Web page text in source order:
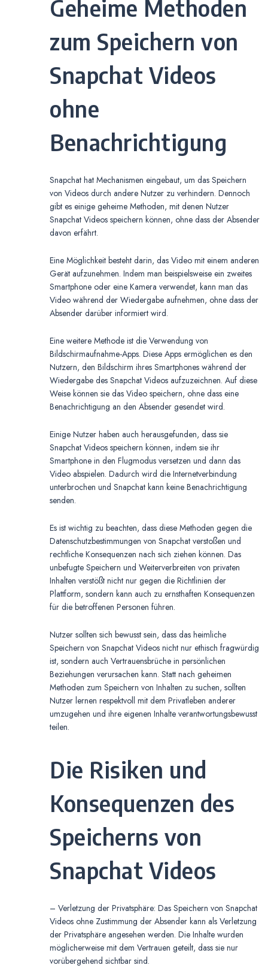
Geheime Methoden
zum Speichern von
Snapchat Videos
ohne
Benachrichtigung
Snapchat hat Mechanismen eingebaut, um das Speichern
von Videos durch andere Nutzer zu verhindern. Dennoch
gibt es einige geheime Methoden, mit denen Nutzer
Snapchat Videos speichern können, ohne dass der Absender
davon erfährt.
Eine Möglichkeit besteht darin, das Video mit einem anderen
Gerät aufzunehmen. Indem man beispielsweise ein zweites
Smartphone oder eine Kamera verwendet, kann man das
Video während der Wiedergabe aufnehmen, ohne dass der
Absender darüber informiert wird.
Eine weitere Methode ist die Verwendung von
Bildschirmaufnahme-Apps. Diese Apps ermöglichen es den
Nutzern, den Bildschirm ihres Smartphones während der
Wiedergabe des Snapchat Videos aufzuzeichnen. Auf diese
Weise können sie das Video speichern, ohne dass eine
Benachrichtigung an den Absender gesendet wird.
Einige Nutzer haben auch herausgefunden, dass sie
Snapchat Videos speichern können, indem sie ihr
Smartphone in den Flugmodus versetzen und dann das
Video abspielen. Dadurch wird die Internetverbindung
unterbrochen und Snapchat kann keine Benachrichtigung
senden.
Es ist wichtig zu beachten, dass diese Methoden gegen die
Datenschutzbestimmungen von Snapchat verstoßen und
rechtliche Konsequenzen nach sich ziehen können. Das
unbefugte Speichern und Weiterverbreiten von privaten
Inhalten verstößt nicht nur gegen die Richtlinien der
Plattform, sondern kann auch zu ernsthaften Konsequenzen
für die betroffenen Personen führen.
Nutzer sollten sich bewusst sein, dass das heimliche
Speichern von Snapchat Videos nicht nur ethisch fragwürdig
ist, sondern auch Vertrauensbrüche in persönlichen
Beziehungen verursachen kann. Statt nach geheimen
Methoden zum Speichern von Inhalten zu suchen, sollten
Nutzer lernen respektvoll mit dem Privatleben anderer
umzugehen und ihre eigenen Inhalte verantwortungsbewusst
teilen.
Die Risiken und
Konsequenzen des
Speicherns von
Snapchat Videos
– Verletzung der Privatsphäre: Das Speichern von Snapchat
Videos ohne Zustimmung der Absender kann als Verletzung
der Privatsphäre angesehen werden. Die Inhalte wurden
möglicherweise mit dem Vertrauen geteilt, dass sie nur
vorübergehend sichtbar sind.